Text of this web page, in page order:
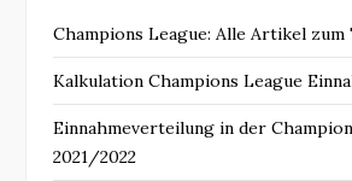
Champions League: Alle Artikel zum
Kalkulation Champions League
Einnahmeverteilung in der
2021/2022